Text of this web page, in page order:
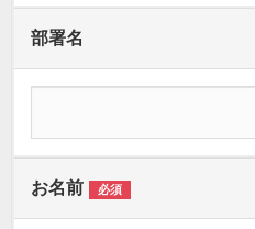
部署名
お名前 必須